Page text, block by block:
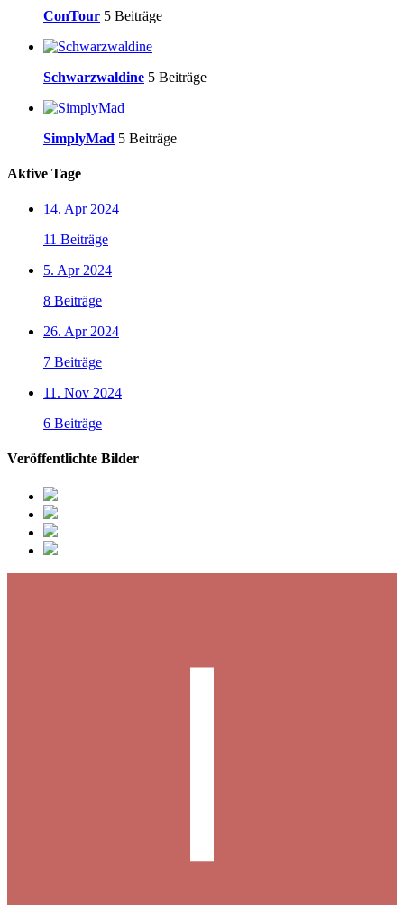
ConTour 5 Beiträge
Schwarzwaldine 5 Beiträge
SimplyMad 5 Beiträge
Aktive Tage
14. Apr 2024
11 Beiträge
5. Apr 2024
8 Beiträge
26. Apr 2024
7 Beiträge
11. Nov 2024
6 Beiträge
Veröffentlichte Bilder